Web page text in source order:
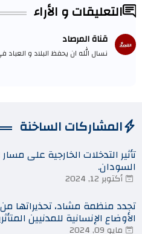
التعليقات و الأراء
قناة المرصاد
نسال الله ان يحفظ البلاد و
المشاركات الساخنة
تأثير التدخلات الخارجية على
السودان.
أكتوبر 12, 2024
تجدد منظمة مشاد، تحذيراتها
الأوضاع الإنسانية للمدنيين
السودان
مايو 09, 2024